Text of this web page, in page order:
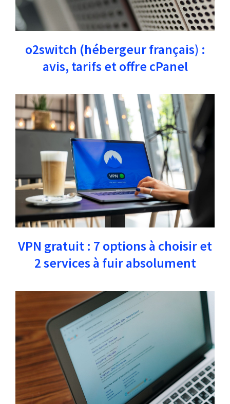
o2switch (hébergeur français) :
avis, tarifs et offre cPanel
VPN gratuit : 7 options à choisir et
2 services à fuir absolument